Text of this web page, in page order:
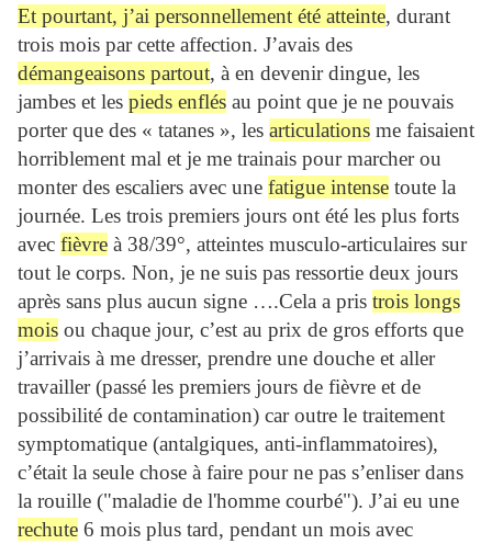
Et pourtant, j’ai personnellement été atteinte, durant
trois mois par cette affection. J’avais des
démangeaisons partout, à en devenir dingue, les
jambes et les pieds enflés au point que je ne pouvais
porter que des « tatanes », les articulations me faisaient
horriblement mal et je me trainais pour marcher ou
monter des escaliers avec une fatigue intense toute la
journée. Les trois premiers jours ont été les plus forts
avec fièvre à 38/39°, atteintes musculo-articulaires sur
tout le corps. Non, je ne suis pas ressortie deux jours
après sans plus aucun signe ….Cela a pris trois longs
mois ou chaque jour, c’est au prix de gros efforts que
j’arrivais à me dresser, prendre une douche et aller
travailler (passé les premiers jours de fièvre et de
possibilité de contamination) car outre le traitement
symptomatique (antalgiques, anti-inflammatoires),
c’était la seule chose à faire pour ne pas s’enliser dans
la rouille ("maladie de l'homme courbé"). J’ai eu une
rechute 6 mois plus tard, pendant un mois avec